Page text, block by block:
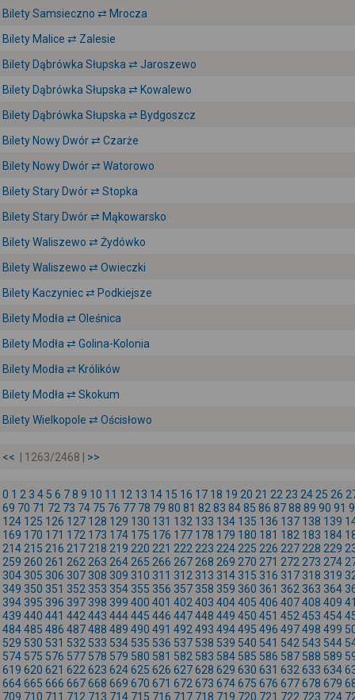
Bilety Samsieczno ⇄ Mrocza
Bilety Malice ⇄ Zalesie
Bilety Dąbrówka Słupska ⇄ Jaroszewo
Bilety Dąbrówka Słupska ⇄ Kowalewo
Bilety Dąbrówka Słupska ⇄ Bydgoszcz
Bilety Nowy Dwór ⇄ Czarże
Bilety Nowy Dwór ⇄ Watorowo
Bilety Stary Dwór ⇄ Stopka
Bilety Stary Dwór ⇄ Mąkowarsko
Bilety Waliszewo ⇄ Żydówko
Bilety Waliszewo ⇄ Owieczki
Bilety Kaczyniec ⇄ Podkiejsze
Bilety Modła ⇄ Oleśnica
Bilety Modła ⇄ Golina-Kolonia
Bilety Modła ⇄ Królików
Bilety Modła ⇄ Skokum
Bilety Wielkopole ⇄ Ościsłowo
<< | 1263/2468 | >>
0 1 2 3 4 5 6 78 9 10 11 12 13 14 15 16 17 18 19 20 21 22 23 24 25 26
69 70 71 72 73 74 75 76 77 78 79 80 81 82 83 8485 86 8788 89 90 91
124 125 126 127 128 129 130 131 132 133 134 135 136 137 138 139
169 170 171 172 173 174 175 176 177 178 179 180 181 182 183 184
214 215 216 217 218 219 220 221 222 223 224 225 226 227 228 229
259 260 261 262 263 264 265 266 267 268 269 270 271 272 273 274
304 305 306 307 308 309 310 311 312 313 314 315 316 317 318 319
349 350 351 352 353 354 355 356 357 358 359 360 361 362 363 364
394 395 396 397 398 399 400 401 402 403 404405 406 407408 409
439 440 441 442 443 444445 446 447448 449 450 451 452 453 454
484485 486 487488 489 490 491 492 493 494495 496 497498 499
529 530 531 532 533 534 535 536 537 538 539 540 541 542 543 544
574 575 576 577 578 579 580 581 582 583 584 585 586 587 588 589
619 620 621 622 623 624625 626 627628 629 630 631 632 633 634
664665 666 667668 669 670 671 672 673 674675 676 677678 679
709 710 711 712 713 714 715 716 717 718 719 720 721 722 723 724